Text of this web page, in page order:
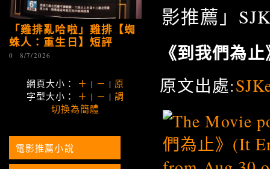
影推薦」
《到我們為
原文出處:
「雞排亂哈啦」雞排【蜘
蛛人：重生日】短評
0 8/7/2026
網頁大小： ＋ | － | 原
字型大小： ＋ | － |調
切換為簡體
電影推薦小說